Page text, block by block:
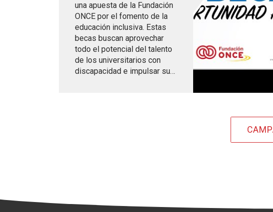
una apuesta de la Fundación
ONCE por el fomento de la
educación inclusiva. Estas
becas buscan aprovechar
todo el potencial del talento
de los universitarios con
discapacidad e impulsar su…